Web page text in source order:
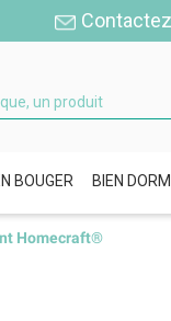
BOUGER BIEN
Homecraft®